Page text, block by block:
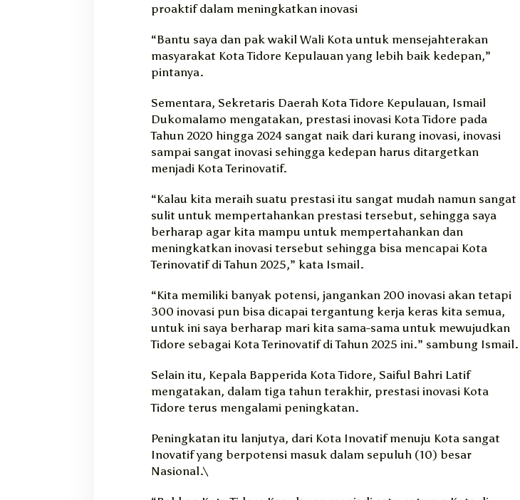
proaktif dalam meningkatkan inovasi
“Bantu saya dan pak wakil Wali Kota untuk mensejahterakan
masyarakat Kota Tidore Kepulauan yang lebih baik kedepan,”
pintanya.
Sementara, Sekretaris Daerah Kota Tidore Kepulauan, Ismail
Dukomalamo mengatakan, prestasi inovasi Kota Tidore pada
Tahun 2020 hingga 2024 sangat naik dari kurang inovasi, inovasi
sampai sangat inovasi sehingga kedepan harus ditargetkan
menjadi Kota Terinovatif.
“Kalau kita meraih suatu prestasi itu sangat mudah namun sangat
sulit untuk mempertahankan prestasi tersebut, sehingga saya
berharap agar kita mampu untuk mempertahankan dan
meningkatkan inovasi tersebut sehingga bisa mencapai Kota
Terinovatif di Tahun 2025,” kata Ismail.
“Kita memiliki banyak potensi, jangankan 200 inovasi akan tetapi
300 inovasi pun bisa dicapai tergantung kerja keras kita semua,
untuk ini saya berharap mari kita sama-sama untuk mewujudkan
Tidore sebagai Kota Terinovatif di Tahun 2025 ini.” sambung Ismail.
Selain itu, Kepala Bapperida Kota Tidore, Saiful Bahri Latif
mengatakan, dalam tiga tahun terakhir, prestasi inovasi Kota
Tidore terus mengalami peningkatan.
Peningkatan itu lanjutya, dari Kota Inovatif menuju Kota sangat
Inovatif yang berpotensi masuk dalam sepuluh (10) besar
Nasional.\